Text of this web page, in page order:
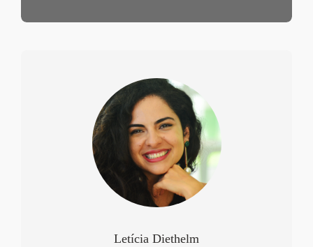
Letícia Diethelm